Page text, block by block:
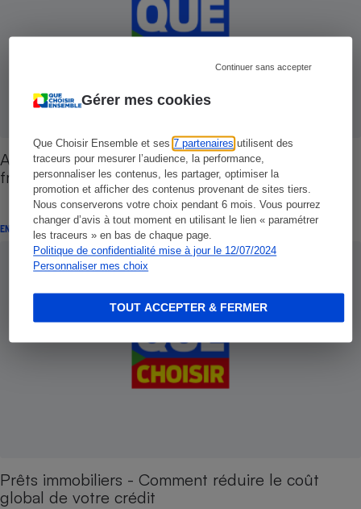
Gérer mes cookies
Que Choisir Ensemble et ses7 partenaires utilisent des
traceurs pour mesurer l’audience, la performance,
personnaliser les contenus, les partager, optimiser la
promotion et afficher des contenus provenant de sites tiers.
Nous conserverons votre choix pendant 6 mois. Vous pourrez
changer d’avis à tout moment en utilisant le lien « paramétrer
les traceurs » en bas de chaque page.
Politique de confidentialité mise à jour le 12/07/2024
Personnaliser mes choix
Continuer sans accepter
TOUT ACCEPTER & FERMER
Acheter pour louer - Financement: Maîtrisez les
frais
ENQUÊTE
Prêts immobiliers - Comment réduire le coût
global de votre crédit